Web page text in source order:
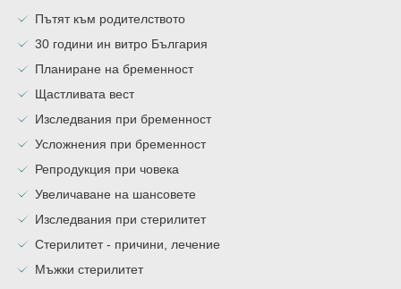
Пътят към родителството
30 години ин витро България
Планиране на бременност
Щастливата вест
Изследвания при бременност
Усложнения при бременност
Репродукция при човека
Увеличаване на шансовете
Изследвания при стерилитет
Стерилитет - причини, лечение
Мъжки стерилитет